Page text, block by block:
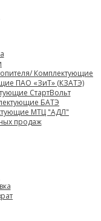
Комплектующие
ПАО «ЗиТ» (КЗАТЭ)
СтартВольт
БАТЭ
МТЦ "АДЛ"
продаж